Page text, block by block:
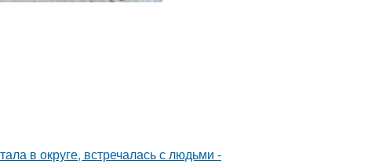
в округе, встречалась с людьми -